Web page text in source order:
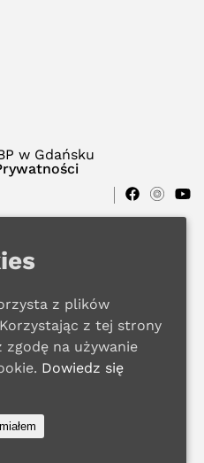
w Gdańsku
z plików
z tej strony
zgodę na używanie
Dowiedz się